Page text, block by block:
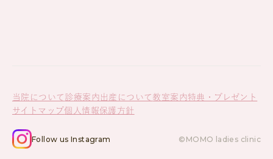
当院について 診療案内 出産について 教室案内特典・プレゼント
サイトマップ個人情報保護方針
Follow us Instagram ©MOMO ladies clinic